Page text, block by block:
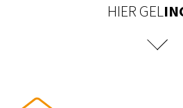
PRÜFING
HIER GEL